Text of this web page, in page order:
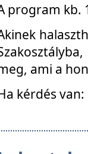
program kb.
ami a
kérdés